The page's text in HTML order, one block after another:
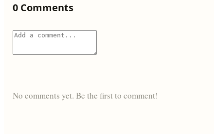
0 Comments
No comments yet. Be the first to comment!